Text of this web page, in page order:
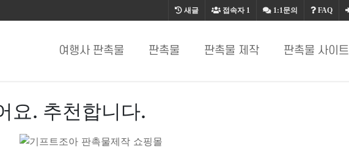
FAQ
1:1문의
접속자1
새글
여행사 판촉물 판촉물 판촉물 제작 판촉물 사이트
요. 추천합니다.